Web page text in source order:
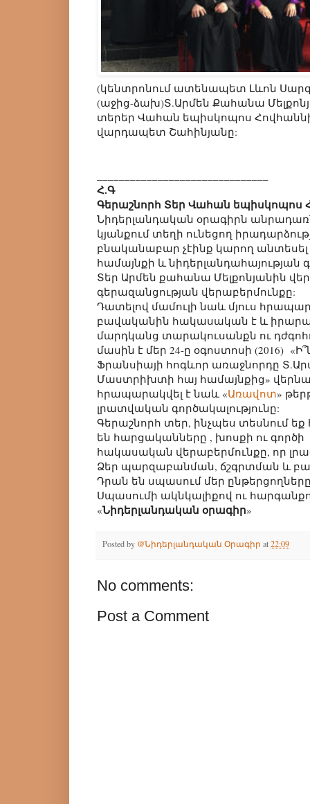
(կենտրոնում ատենապետ Լևոն
(աջից-ձախ)Տ.Արմեն Քահանա
տերեր Վահան եպիսկոպոս
վարդապետ Շահինյանը:
Հ.Գ
Գերաշնորհ Տեր Վահան եպիսկոպոս
Նիդերլանդական օրագիրն
կյանքում տեղի ունեցող
բնականաբար չէինք կարող
համայնքի և նիդերլանդահայության
Տեր Արմեն քահանա Մելքոնյանին
գերազանցության վերաբերմունքը:
Դատելով մամուլի նաև մյուս
բավականին հակասական է և
մարդկանց տարակուսանքն ու
մասին է մեր 24-ը օգոստոսի (2016)
Ֆրանսիայի հոգևոր առաջնորդը
Մաստրիխտի հայ համայնքից»
հրապարակվել է նաև «Առավոտ»
լրատվական գործակալությունը:
Գերաշնորհ տեր, ինչպես տեսնում
են հարցականները , խոսքի ու գործի
հակասական վերաբերմունքը, որ
Ձեր պարզաբանման, ճշգրտման և
Դրան են սպասում մեր
Սպասումի ակնկալիքով ու
«Նիդերլանդական օրագիր»
Posted by @Նիդերլանդական Օրագիր at22:09
No comments:
Post a Comment